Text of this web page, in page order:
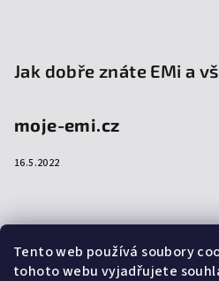
Tento web používá soubory
tohoto webu vyjadřujete
Jak dobře znáte EMi a
moje-emi.cz
16.5.2022
Přijímáme online platby